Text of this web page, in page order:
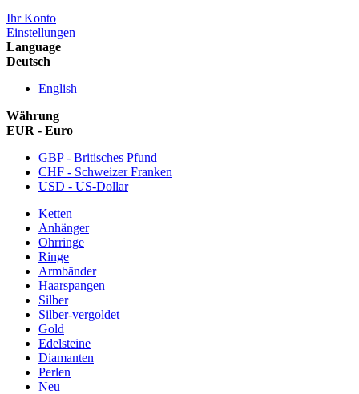
Ihr Konto
Einstellungen
Language
Deutsch
English
Währung
EUR - Euro
GBP - Britisches Pfund
CHF - Schweizer Franken
USD - US-Dollar
Ketten
Anhänger
Ohrringe
Ringe
Armbänder
Haarspangen
Silber
Silber-vergoldet
Gold
Edelsteine
Diamanten
Perlen
Neu